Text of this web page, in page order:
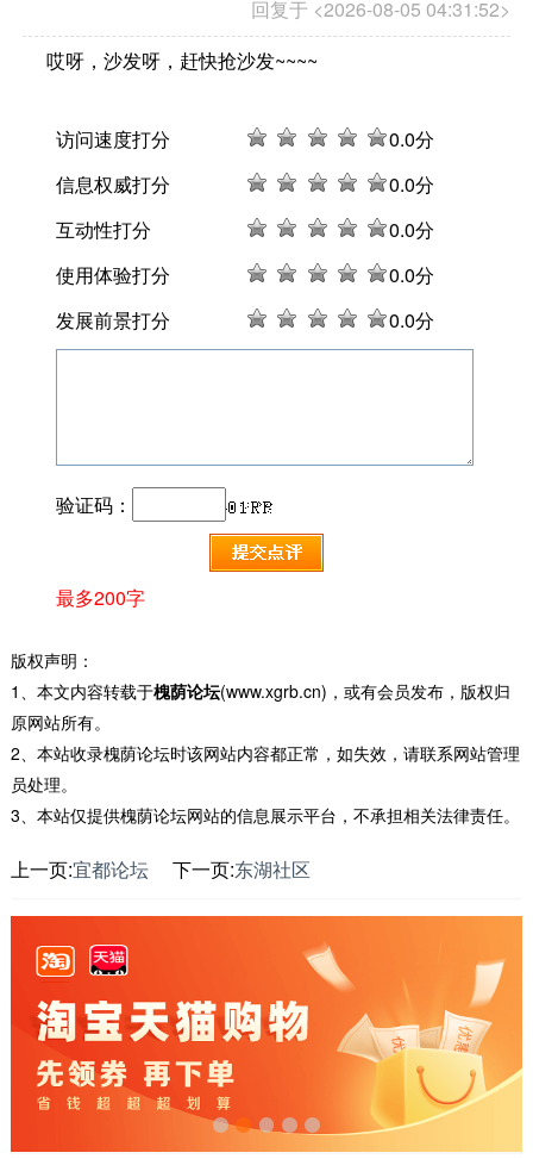
回复于 <2026-08-05 04:31:52>
哎呀，沙发呀，赶快抢沙发~~~~
访问速度打分 0.0分
信息权威打分
0.0分
互动性打分
0.0分
使用体验打分
0.0分
发展前景打分
0.0分
验证码：
最多200字
版权声明：
1、本文内容转载于槐荫论坛(www.xgrb.cn)，或有会员发布，版权归
原网站所有。
2、本站收录槐荫论坛时该网站内容都正常，如失效，请联系网站管理
员处理。
3、本站仅提供槐荫论坛网站的信息展示平台，不承担相关法律责任。
上一页:宜都论坛 下一页:东湖社区